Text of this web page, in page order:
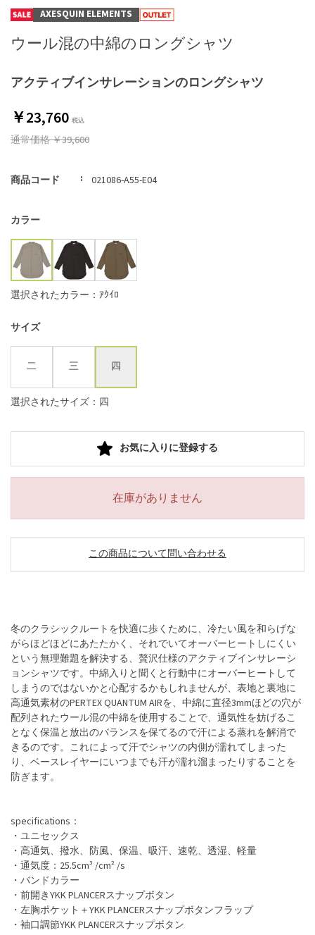
アクティブインサレーションのロングシャツ
AXESQUIN ELEMENTS
ウール混の中綿のロングシャツ
￥23,760
通常価格￥39,600
商品コード 021086-A55-E04
カラー
選択されたカラー：ｱｸｲﾛ
サイズ
二 三 四
選択されたサイズ：四
お気に入りに登録する
在庫がありません
この商品について問い合わせる
冬のクラシックルートを快適に歩くために、冷たい風を和らげな
がらほどほどにあたたかく、それでいてオーバーヒートしにくい
という無理難題を解決する、贅沢仕様のアクティブインサレーシ
ョンシャツです。中綿入りと聞くと行動中にオーバーヒートして
しまうのではないかと心配するかもしれませんが、表地と裏地に
高通気素材のPERTEX QUANTUM AIRを、中綿に直径3mmほどの穴が
配列されたウール混の中綿を使用することで、通気性を妨げるこ
となく保温と放出のバランスを保てるので汗による蒸れを解消で
きるのです。これによって汗でシャツの内側が濡れてしまった
り、ベースレイヤーにいつまでも汗が濡れ溜まったりすることを
防ぎます。
specifications：
・ユニセックス
・高通気、撥水、防風、保温、吸汗、速乾、透湿、軽量
・通気度：25.5cm³ /cm² /s
・バンドカラー
・前開きYKK PLANCERスナップボタン
・左胸ポケット＋YKK PLANCERスナップボタンフラップ
・袖口調節YKK PLANCERスナップボタン